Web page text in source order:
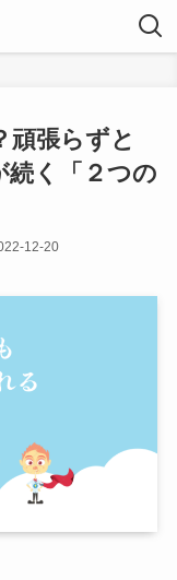
頑張らずと
続く「２つの
12-20